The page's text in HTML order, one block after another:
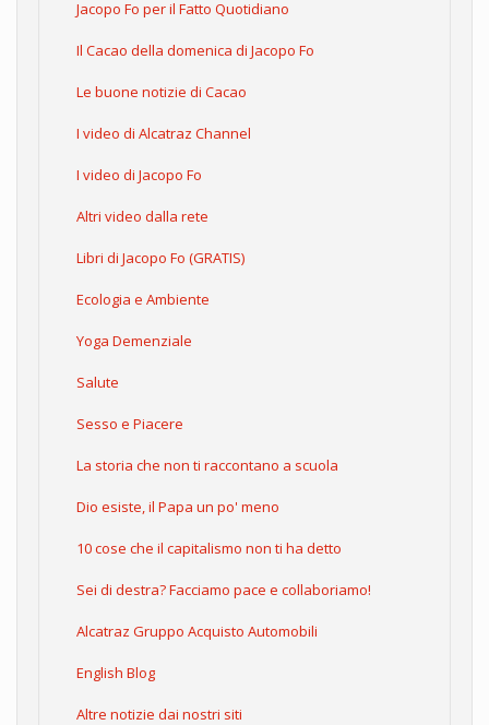
Jacopo Fo per il Fatto Quotidiano
Il Cacao della domenica di Jacopo Fo
Le buone notizie di Cacao
I video di Alcatraz Channel
I video di Jacopo Fo
Altri video dalla rete
Libri di Jacopo Fo (GRATIS)
Ecologia e Ambiente
Yoga Demenziale
Salute
Sesso e Piacere
La storia che non ti raccontano a scuola
Dio esiste, il Papa un po' meno
10 cose che il capitalismo non ti ha detto
Sei di destra? Facciamo pace e collaboriamo!
Alcatraz Gruppo Acquisto Automobili
English Blog
Altre notizie dai nostri siti